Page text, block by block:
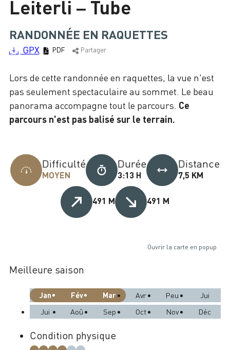
Leiterli – Tube
RANDONNÉE EN RAQUETTES
GPX PDF Partager
Lors de cette randonnée en raquettes, la vue n'est
pas seulement spectaculaire au sommet. Le beau
panorama accompagne tout le parcours. Ce
parcours n'est pas balisé sur le terrain.
Difficulté
MOYEN
Durée
3:13 H
Distance
7,5 KM
491 M 491 M
Ouvrir la carte en popup
Meilleure saison
Jan Fév Mar Avr Peu
Jui
Jui
Aoû Sep Oct Nov Déc
Condition physique